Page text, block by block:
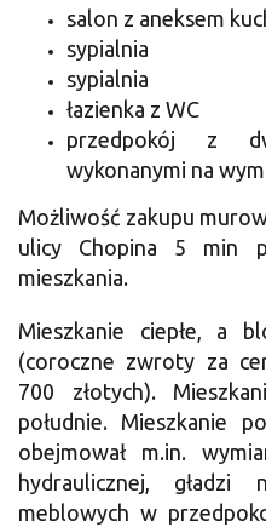
salon z aneksem
sypialnia
sypialnia
łazienka z WC
przedpokój z
wykonanymi na
Możliwość zakupu
ulicy Chopina 5 min
mieszkania.
Mieszkanie ciepłe, a
(coroczne zwroty za
700 złotych).
południe. Mieszkanie
obejmował m.in.
hydraulicznej, gładzi
meblowych w